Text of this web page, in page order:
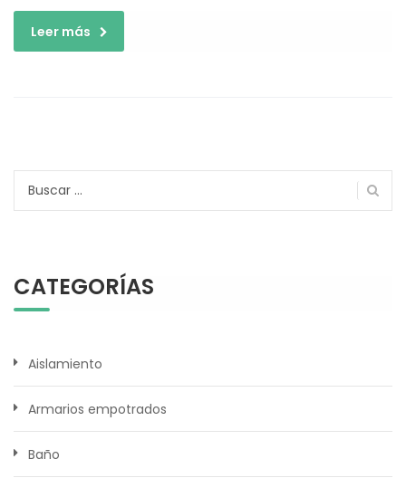
Leer más
CATEGORÍAS
Aislamiento
Armarios empotrados
Baño